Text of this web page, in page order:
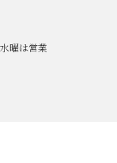
曜は営業